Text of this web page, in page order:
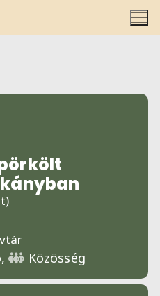
Közösség